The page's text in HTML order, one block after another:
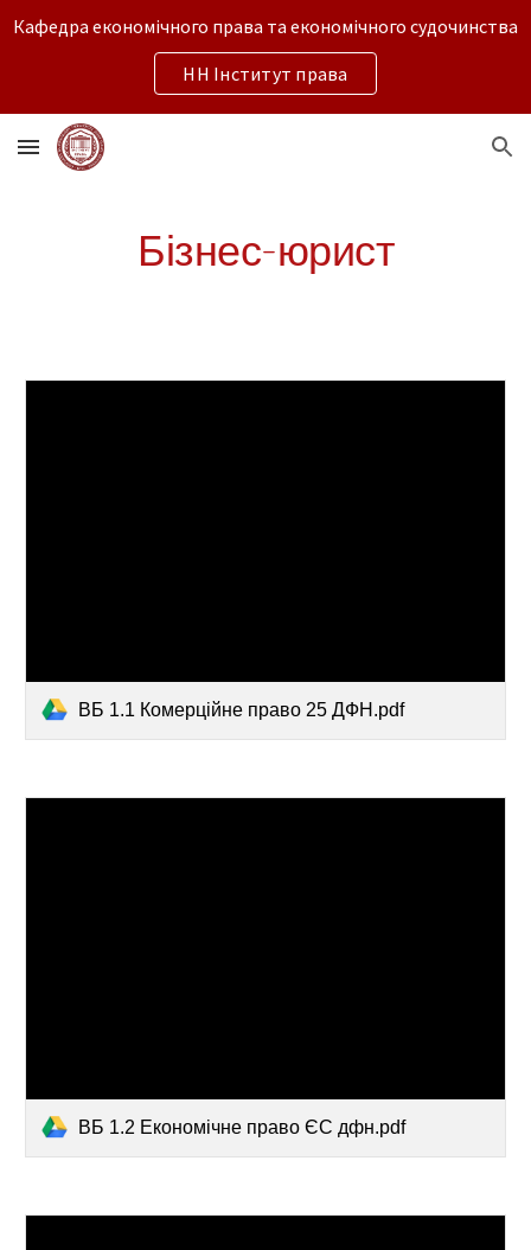
Skip to main content Skip to navigation
Кафедра економічного права та економічного судочинства
НН Інститут права
Бізнес-юрист
ВБ 1.1 Комерційне право 25 ДФН.pdf
ВБ 1.2 Економічне право ЄС дфн.pdf